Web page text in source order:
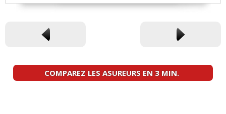
COMPAREZ LES ASUREURS EN 3 MIN.